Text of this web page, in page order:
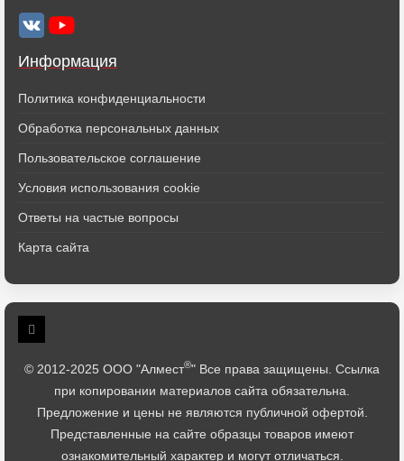
Информация
Политика конфиденциальности
Обработка персональных данных
Пользовательское соглашение
Условия использования cookie
Ответы на частые вопросы
Карта сайта
© 2012-2025 ООО "Алмест®" Все права защищены. Ссылка
при копировании материалов сайта обязательна.
Предложение и цены не являются публичной офертой.
Представленные на сайте образцы товаров имеют
ознакомительный характер и могут отличаться.